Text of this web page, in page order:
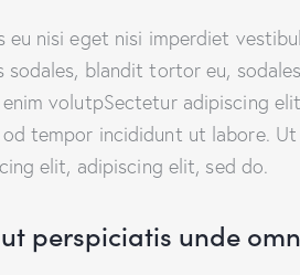
eu nisi eget nisi imperdiet
sodales, blandit tortor eu,
volutpSectetur adipiscing
od tempor incididunt ut labore.
elit, adipiscing elit, sed do.
perspiciatis unde